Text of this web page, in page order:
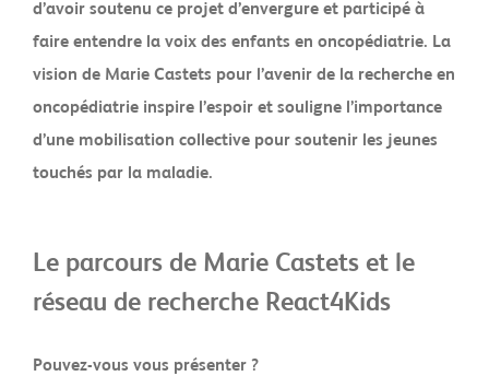
d’avoir soutenu ce projet d’envergure et participé à
faire entendre la voix des enfants en oncopédiatrie. La
vision de Marie Castets pour l’avenir de la recherche en
oncopédiatrie inspire l’espoir et souligne l’importance
d’une mobilisation collective pour soutenir les jeunes
touchés par la maladie.
Le parcours de Marie Castets et le
réseau de recherche React4Kids
Pouvez-vous vous présenter ?